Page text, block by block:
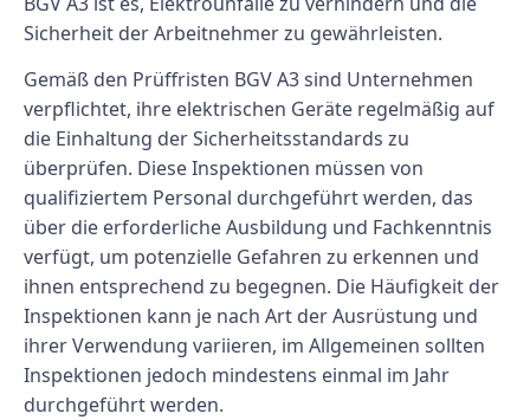
Sicherheit der Arbeitnehmer zu gewährleisten.
Gemäß den Prüffristen BGV A3 sind Unternehmen
verpflichtet, ihre elektrischen Geräte regelmäßig auf
die Einhaltung der Sicherheitsstandards zu
überprüfen. Diese Inspektionen müssen von
qualifiziertem Personal durchgeführt werden, das
über die erforderliche Ausbildung und Fachkenntnis
verfügt, um potenzielle Gefahren zu erkennen und
ihnen entsprechend zu begegnen. Die Häufigkeit der
Inspektionen kann je nach Art der Ausrüstung und
ihrer Verwendung variieren, im Allgemeinen sollten
Inspektionen jedoch mindestens einmal im Jahr
durchgeführt werden.